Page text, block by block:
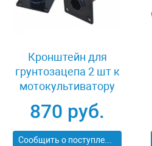
Кронштейн для
грунтозацепа 2 шт к
мотокультиватору
GMC-7.0, GMC-7.5
Huter 900/71/3/5
870 руб.
Сообщить о поступлении